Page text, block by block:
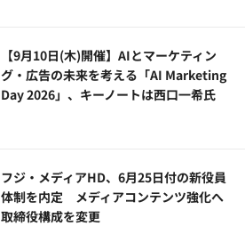
【9月10日(木)開催】AIとマーケティン
グ・広告の未来を考える「AI Marketing
Day 2026」、キーノートは西口一希氏
フジ・メディアHD、6月25日付の新役員
体制を内定 メディアコンテンツ強化へ
取締役構成を変更